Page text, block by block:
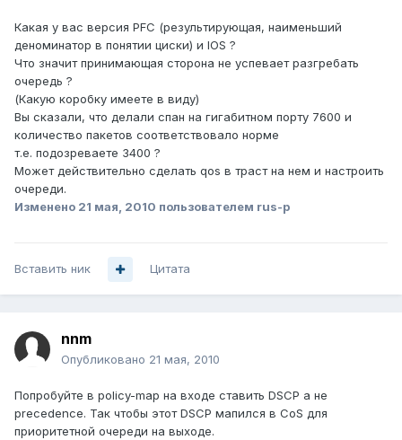
Какая у вас версия PFC (результирующая, наименьший
деноминатор в понятии циски) и IOS ?
Что значит принимающая сторона не успевает разгребать
очередь ?
(Какую коробку имеете в виду)
Вы сказали, что делали спан на гигабитном порту 7600 и
количество пакетов соответствовало норме
т.е. подозреваете 3400 ?
Может действительно сделать qos в траст на нем и настроить
очереди.
Изменено 21 мая, 2010 пользователем rus-p
Вставить ник Цитата
nnm
Опубликовано 21 мая, 2010
Попробуйте в policy-map на входе ставить DSCP а не
precedence. Так чтобы этот DSCP мапился в CoS для
приоритетной очереди на выходе.